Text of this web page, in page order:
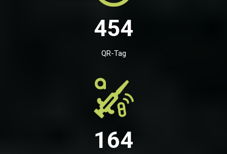
454
QR-Tag
164